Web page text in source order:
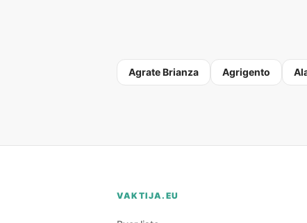
Agrate Brianza Agrigento
VAKTIJA.EU